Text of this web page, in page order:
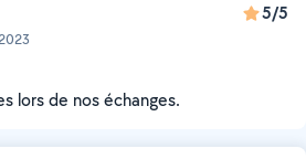
5/5
lors de nos échanges.